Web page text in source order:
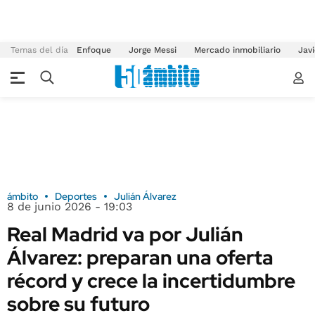
Temas del día Enfoque Jorge Messi Mercado inmobiliario
ámbito Deportes Julián Álvarez
8 de junio 2026 - 19:03
Real Madrid va por Julián
Álvarez: preparan una oferta
récord y crece la incertidumbre
sobre su futuro